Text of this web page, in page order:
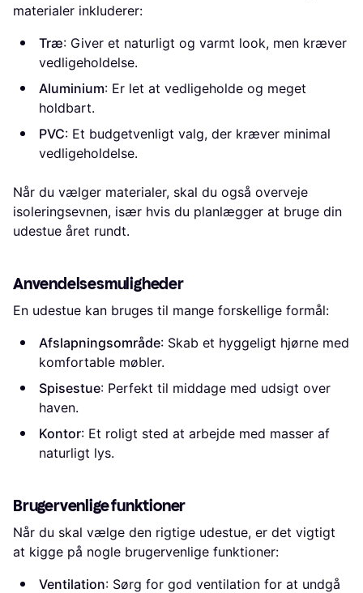
materialer inkluderer:
Træ: Giver et naturligt og varmt look, men kræver
vedligeholdelse.
Aluminium: Er let at vedligeholde og meget
holdbart.
PVC: Et budgetvenligt valg, der kræver minimal
vedligeholdelse.
Når du vælger materialer, skal du også overveje
isoleringsevnen, især hvis du planlægger at bruge din
udestue året rundt.
Anvendelsesmuligheder
En udestue kan bruges til mange forskellige formål:
Afslapningsområde: Skab et hyggeligt hjørne med
komfortable møbler.
Spisestue: Perfekt til middage med udsigt over
haven.
Kontor: Et roligt sted at arbejde med masser af
naturligt lys.
Brugervenlige funktioner
Når du skal vælge den rigtige udestue, er det vigtigt
at kigge på nogle brugervenlige funktioner:
Ventilation: Sørg for god ventilation for at undgå